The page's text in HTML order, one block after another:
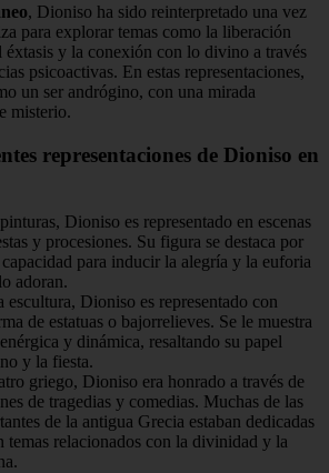
, Dioniso ha sido reinterpretado una vez
para explorar temas como la liberación
éxtasis y la conexión con lo divino a través
psicoactivas. En estas representaciones,
un ser andrógino, con una mirada
misterio.
representaciones de Dioniso en
Dioniso es representado en escenas
y procesiones. Su figura se destaca por
para inducir la alegría y la euforia
adoran.
escultura, Dioniso es representado con
de estatuas o bajorrelieves. Se le muestra
y dinámica, resaltando su papel
y la fiesta.
griego, Dioniso era honrado a través de
de tragedias y comedias. Muchas de las
de la antigua Grecia estaban dedicadas
temas relacionados con la divinidad y la